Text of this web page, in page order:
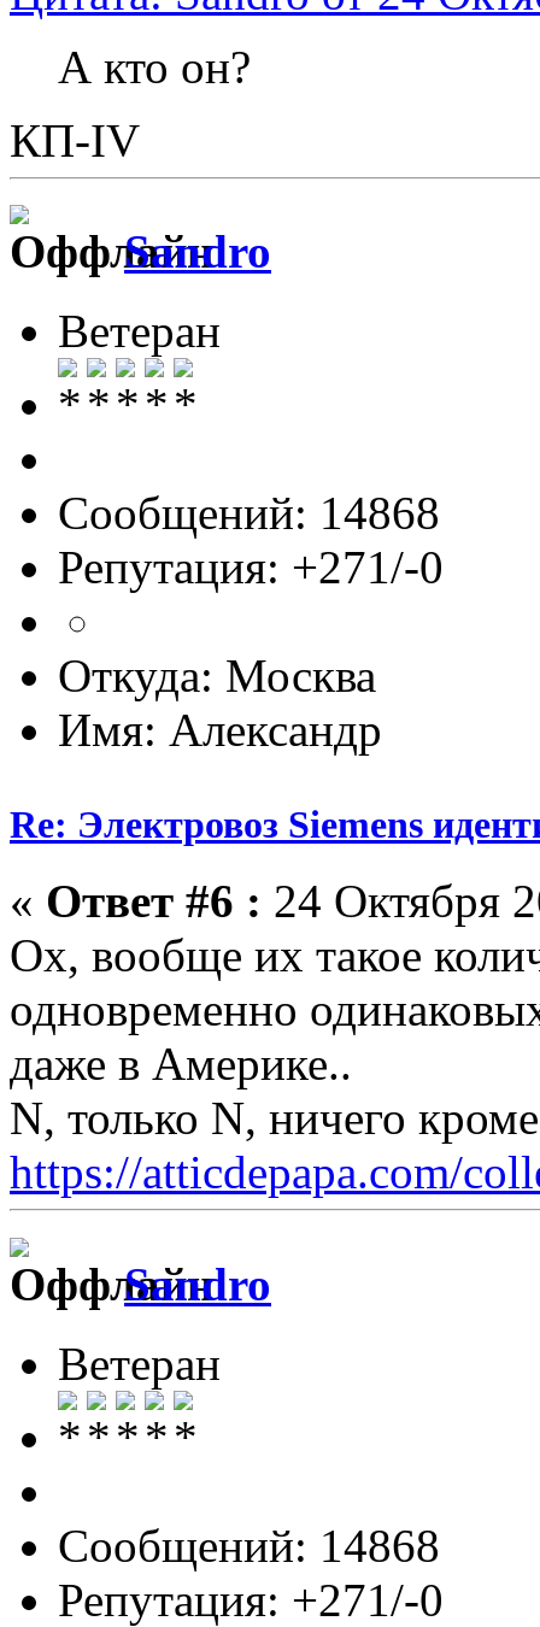
А кто он?
КП-IV
Sandro
Ветеран
Сообщений: 14868
Репутация: +271/-0
Откуда: Москва
Имя: Александр
Re: Электровоз Siemens
« Ответ #6 : 24 Октября
Ох, вообще их такое
одновременно
даже в Америке..
N, только N, ничего
https://atticdepapa.com/
Sandro
Ветеран
Сообщений: 14868
Репутация: +271/-0